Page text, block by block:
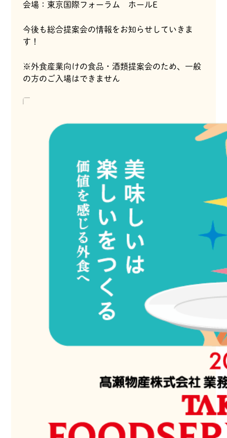
会場：東京国際フォーラム ホールE
今後も総合提案会の情報をお知らせしていきま
す！
※外食産業向けの食品・酒類提案会のため、一般
の方のご入場はできません